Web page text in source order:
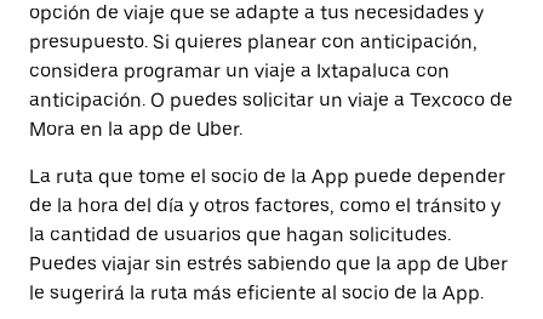
opción de viaje que se adapte a tus necesidades y
presupuesto. Si quieres planear con anticipación,
considera programar un viaje a Ixtapaluca con
anticipación. O puedes solicitar un viaje a Texcoco de
Mora en la app de Uber.
La ruta que tome el socio de la App puede depender
de la hora del día y otros factores, como el tránsito y
la cantidad de usuarios que hagan solicitudes.
Puedes viajar sin estrés sabiendo que la app de Uber
le sugerirá la ruta más eficiente al socio de la App.